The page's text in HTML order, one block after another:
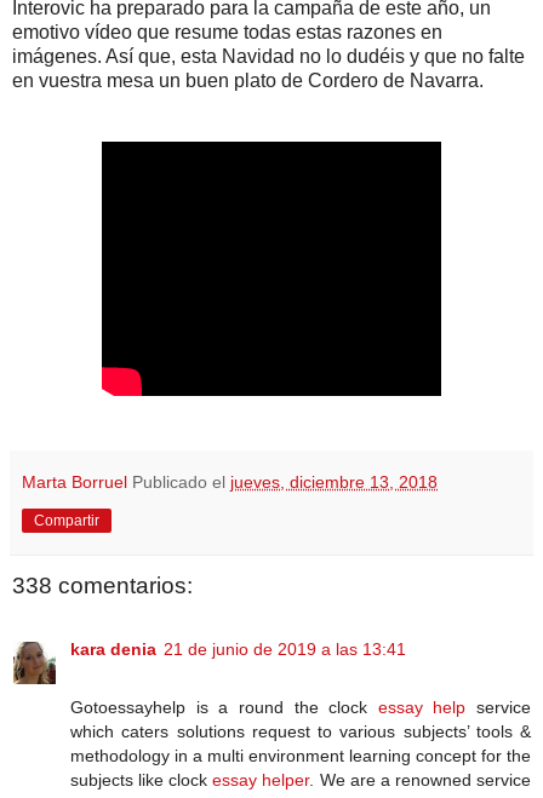
Interovic ha preparado para la campaña de este año, un
emotivo vídeo que resume todas estas razones en
imágenes. Así que, esta Navidad no lo dudéis y que no falte
en vuestra mesa un buen plato de Cordero de Navarra.
Marta Borruel Publicado el jueves, diciembre 13, 2018
Compartir
338 comentarios:
kara denia 21 de junio de 2019 a las 13:41
Gotoessayhelp is a round the clock essay help service
which caters solutions request to various subjects’ tools &
methodology in a multi environment learning concept for the
subjects like clockessay helper. We are a renowned service